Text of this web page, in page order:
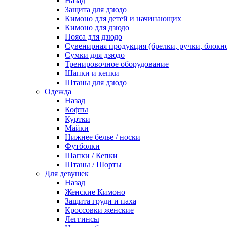
Защита для дзюдо
Кимоно для детей и начинающих
Кимоно для дзюдо
Пояса для дзюдо
Сувенирная продукция (брелки, ручки,
Сумки для дзюдо
Тренировочное оборудование
Шапки и кепки
Штаны для дзюдо
Одежда
Назад
Кофты
Куртки
Майки
Нижнее белье / носки
Футболки
Шапки / Кепки
Штаны / Шорты
Для девушек
Назад
Женские Кимоно
Защита груди и паха
Кроссовки женские
Леггинсы